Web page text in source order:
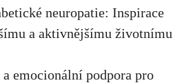
‍neuropatie: ⁤Inspirace
a aktivnějšímu životnímu
emocionální podpora pro